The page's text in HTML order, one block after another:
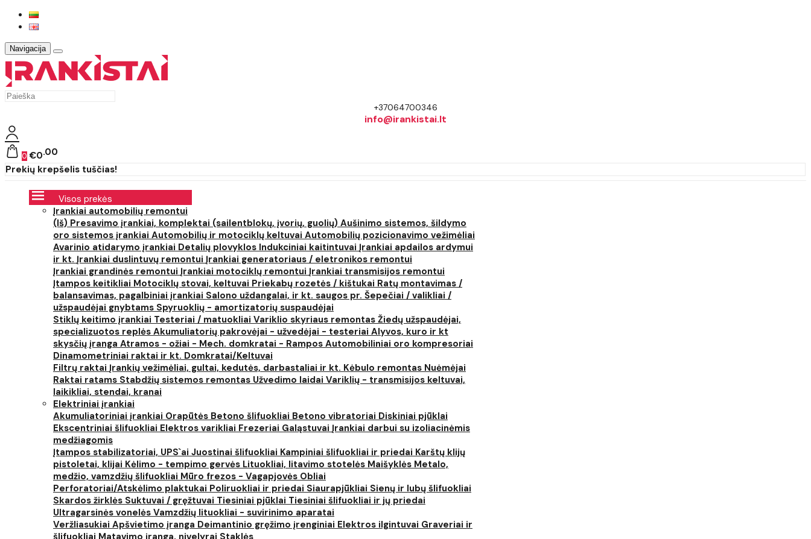
Navigacija
+37064700346
info@irankistai.lt
0 €0 00
Prekių krepšelis tuščias!
Visos prekės
Įrankiai automobilių remontui
(Iš) Presavimo įrankiai, komplektai (sailentblokų, įvorių, guolių) Aušinimo sistemos, šildymo
oro sistemos įrankiai Automobilių ir motociklų keltuvai Automobilių pozicionavimo vežimėliai
Avarinio atidarymo įrankiai Detalių plovyklos Indukciniai kaitintuvai Įrankiai apdailos ardymui
ir kt. Įrankiai duslintuvų remontui Įrankiai generatoriaus / eletronikos remontui
Įrankiai grandinės remontui Įrankiai motociklų remontui Įrankiai transmisijos remontui
Įtampos keitikliai Motociklų stovai, keltuvai Priekabų rozetės / kištukai Ratų montavimas /
balansavimas, pagalbiniai įrankiai Salono uždangalai, ir kt. saugos pr. Šepečiai / valikliai /
užspaudėjai gnybtams Spyruoklių - amortizatorių suspaudėjai
Stiklų keitimo įrankiai Testeriai / matuokliai Variklio skyriaus remontas Žiedų užspaudėjai,
specializuotos replės Akumuliatorių pakrovėjai - užvedėjai - testeriai Alyvos, kuro ir kt
skysčių įranga Atramos - ožiai - Mech. domkratai - Rampos Automobiliniai oro kompresoriai
Dinamometriniai raktai ir kt. Domkratai/Keltuvai
Filtrų raktai Įrankių vežimėliai, gultai, kedutės, darbastaliai ir kt. Kėbulo remontas Nuėmėjai
Raktai ratams Stabdžių sistemos remontas Užvedimo laidai Variklių - transmisijos keltuvai,
laikikliai, stendai, kranai
Elektriniai įrankiai
Akumuliatoriniai įrankiai Orapūtės Betono šlifuokliai Betono vibratoriai Diskiniai pjūklai
Ekscentriniai šlifuokliai Elektros varikliai Frezeriai Galąstuvai Įrankiai darbui su izoliacinėmis
medžiagomis
Įtampos stabilizatoriai, UPS`ai Juostinai šlifuokliai Kampiniai šlifuokliai ir priedai Karštų klijų
pistoletai, klijai Kėlimo - tempimo gervės Lituokliai, litavimo stotelės Maišyklės Metalo,
medžio, vamzdžių šlifuokliai Mūro frezos - Vagapjovės Obliai
Perforatoriai/Atskėlimo plaktukai Poliruokliai ir priedai Siaurapjūkliai Sienų ir lubų šlifuokliai
Skardos žirklės Suktuvai / gręžtuvai Tiesiniai pjūklai Tiesiniai šlifuokliai ir jų priedai
Ultragarsinės vonelės Vamzdžių lituokliai - suvirinimo aparatai
Veržliasukiai Apšvietimo įranga Deimantinio gręžimo įrenginiai Elektros ilgintuvai Graveriai ir
šlifuokliai Matavimo įranga, nivelyrai Staklės